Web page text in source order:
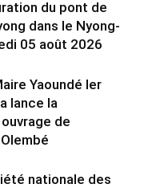
du pont de
dans le Nyong-
05 août 2026
Yaoundé Ier
lance la
de
nationale des